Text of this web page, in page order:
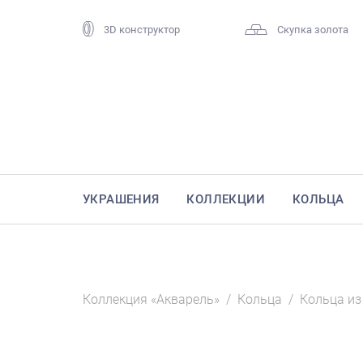
3D конструктор Скупка золота
УКРАШЕНИЯ КОЛЛЕКЦИИ КОЛЬЦА
Коллекция «Акварель» / Кольца / Кольца